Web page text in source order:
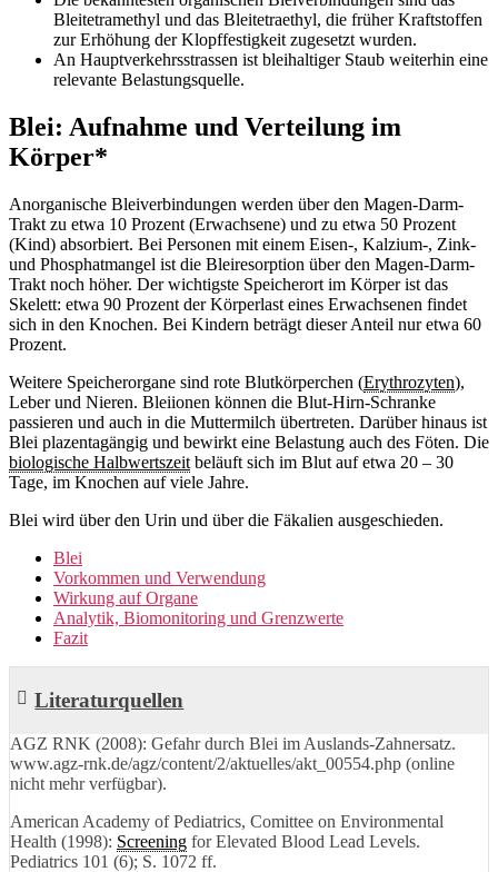
Bleitetramethyl und das Bleitetraethyl, die früher Kraftstoffen
zur Erhöhung der Klopffestigkeit zugesetzt wurden.
An Hauptverkehrsstrassen ist bleihaltiger Staub weiterhin eine
relevante Belastungsquelle.
Blei: Aufnahme und Verteilung im
Körper*
Anorganische Bleiverbindungen werden über den Magen-Darm-
Trakt zu etwa 10 Prozent (Erwachsene) und zu etwa 50 Prozent
(Kind) absorbiert. Bei Personen mit einem Eisen-, Kalzium-, Zink-
und Phosphatmangel ist die Bleiresorption über den Magen-Darm-
Trakt noch höher. Der wichtigste Speicherort im Körper ist das
Skelett: etwa 90 Prozent der Körperlast eines Erwachsenen findet
sich in den Knochen. Bei Kindern beträgt dieser Anteil nur etwa 60
Prozent.
Weitere Speicherorgane sind rote Blutkörperchen (Erythrozyten),
Leber und Nieren. Bleiionen können die Blut-Hirn-Schranke
passieren und auch in die Muttermilch übertreten. Darüber hinaus ist
Blei plazentagängig und bewirkt eine Belastung auch des Föten. Die
biologische Halbwertszeit beläuft sich im Blut auf etwa 20 – 30
Tage, im Knochen auf viele Jahre.
Blei wird über den Urin und über die Fäkalien ausgeschieden.
Blei
Vorkommen und Verwendung
Wirkung auf Organe
Analytik, Biomonitoring und Grenzwerte
Fazit
Literaturquellen
AGZ RNK (2008): Gefahr durch Blei im Auslands-Zahnersatz.
www.agz-rnk.de/agz/content/2/aktuelles/akt_00554.php (online
nicht mehr verfügbar).
American Academy of Pediatrics, Comittee on Environmental
Health (1998): Screening for Elevated Blood Lead Levels.
Pediatrics 101 (6); S. 1072 ff.